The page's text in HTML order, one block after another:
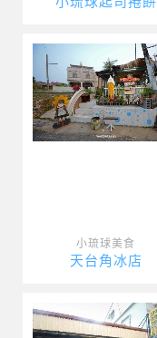
小琉球美食
天台角冰店